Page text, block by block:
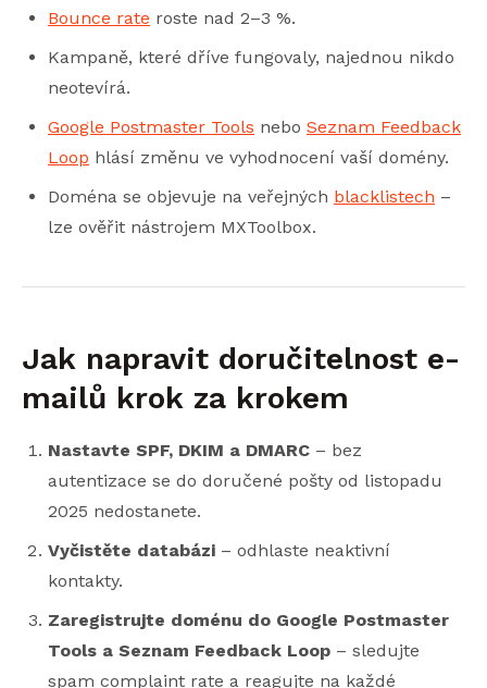
Bounce rate roste nad 2–3 %.
Kampaně, které dříve fungovaly, najednou nikdo
neotevírá.
Google Postmaster Tools nebo Seznam Feedback
Loop hlásí změnu ve vyhodnocení vaší domény.
Doména se objevuje na veřejných blacklistech –
lze ověřit nástrojem MXToolbox.
Jak napravit doručitelnost e-
mailů krok za krokem
Nastavte SPF, DKIM a DMARC – bez
autentizace se do doručené pošty od listopadu
2025 nedostanete.
Vyčistěte databázi – odhlaste neaktivní
kontakty.
Zaregistrujte doménu do Google Postmaster
Tools a Seznam Feedback Loop – sledujte
spam complaint rate a reagujte na každé